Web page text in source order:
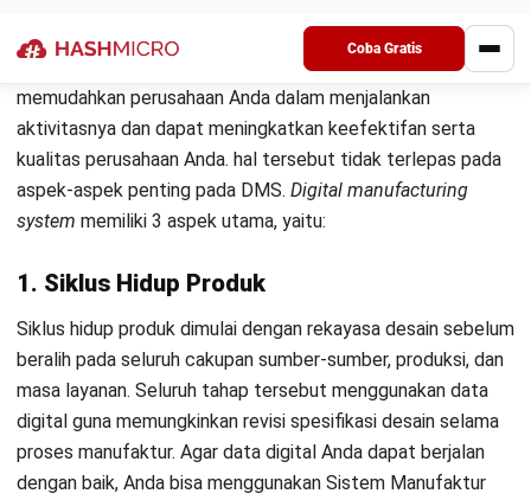
Kemampuan yang terhubung pada DMS menghadirkan
berbagai peluang bagi produsen untuk meningkatkan
ketangkasan, fleksibilitas, dan kinerja operasional yang
terukur. DMS mampu menciptakan proses manufaktur yang
menggunakan kemampuancyber-physical,dengan
Operations Technology(OT) dan Information Technology
(IT). maka dari itu, di bawah ini merupakan contoh penerapan
1. Industrial Internet of Things(IIoT)
IIoT secara luas mengacu pada serangkaian sensor dan
perangkat yang terhubung ke internet guna menyediakan
data yangreal-timedari seluruh aspekSistem Manufaktur.
Hal ini memungkinkan visibilitas yang lebih baik pada kinerja
alat berat.